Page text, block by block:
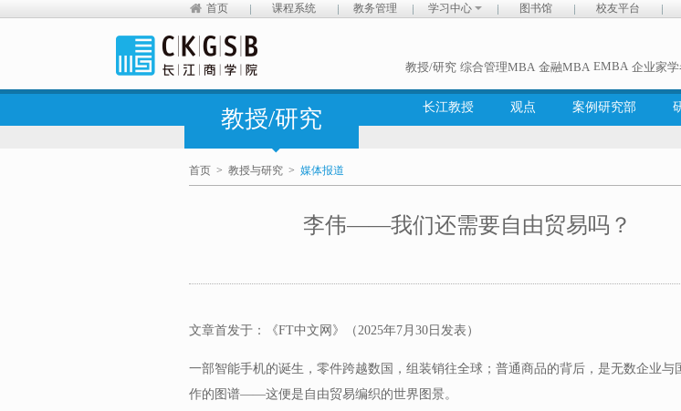
首页 课程系统 教务管理 学习中心 图书馆 校友平台
教授/研究 综合管理MBA 金融MBA EMBA 企业家学
教授/研究 长江教授 观点 案例研究部
首页 > 教授与研究 > 媒体报道
李伟——我们还需要自由贸易吗？
文章首发于：《FT中文网》（2025年7月30日发表）
一部智能手机的诞生，零件跨越数国，组装销往全球；普通商品的背后，是无数企业与
作的图谱——这便是自由贸易编织的世界图景。